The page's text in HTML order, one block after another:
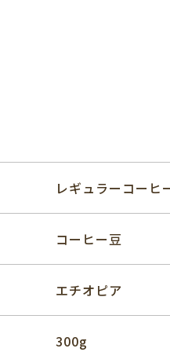
レギュラーコーヒ
コーヒー豆
エチオピア
300g